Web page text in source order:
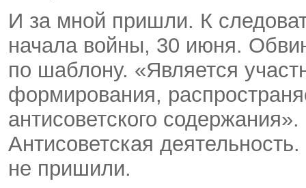
И за мной пришли. К
начала войны, 30 июня.
по шаблону. «Является
формирования,
антисоветского
Антисоветская
не пришили.